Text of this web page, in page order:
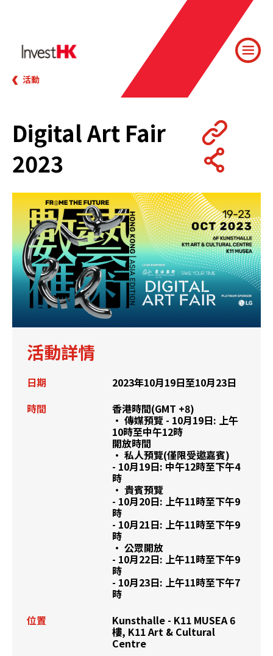
活動
Digital Art Fair
2023
活動詳情
日期
2023年10月19日至10月23日
時間
香港時間(GMT +8)
• 傳媒預覽 - 10月19日: 上午
10時至中午12時
開放時間
• 私人預覽(僅限受邀嘉賓)
- 10月19日: 中午12時至下午4
時
• 貴賓預覽
- 10月20日: 上午11時至下午9
時
- 10月21日: 上午11時至下午9
時
• 公眾開放
- 10月22日: 上午11時至下午9
時
- 10月23日: 上午11時至下午7
時
位置
Kunsthalle - K11 MUSEA 6
樓, K11 Art & Cultural
Centre